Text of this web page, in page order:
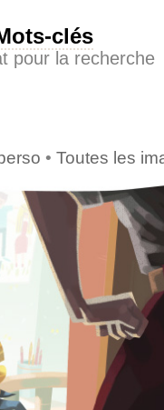
clés
pour la recherche
• Toutes les